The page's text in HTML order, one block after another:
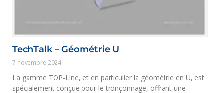
TechTalk – Géométrie U
7 novembre 2024
La gamme TOP-Line, et en particulier la géométrie en U, est
spécialement conçue pour le tronçonnage, offrant une